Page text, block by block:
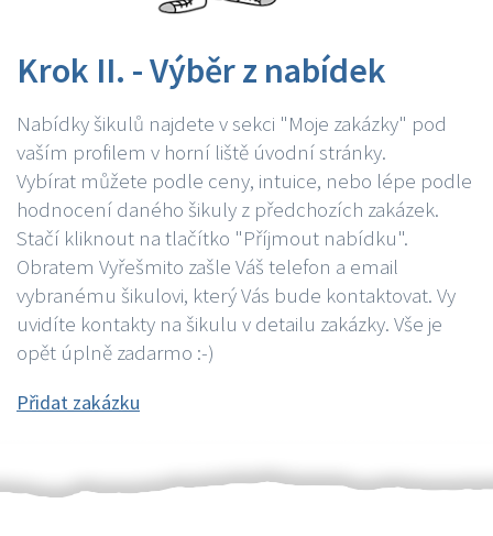
Krok II. - Výběr z nabídek
Nabídky šikulů najdete v sekci "Moje zakázky" pod
vaším profilem v horní liště úvodní stránky.
Vybírat můžete podle ceny, intuice, nebo lépe podle
hodnocení daného šikuly z předchozích zakázek.
Stačí kliknout na tlačítko "Příjmout nabídku".
Obratem Vyřešmito zašle Váš telefon a email
vybranému šikulovi, který Vás bude kontaktovat. Vy
uvidíte kontakty na šikulu v detailu zakázky. Vše je
opět úplně zadarmo :-)
Přidat zakázku